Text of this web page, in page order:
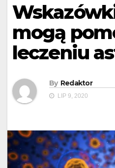
mogą
leczeniu
By Redaktor
LIP 9, 2020